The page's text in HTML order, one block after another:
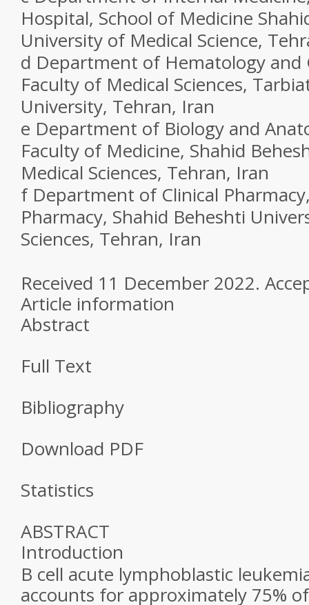
Hospital, School of Medicine
University of Medical Science,
d Department of Hematology and
Faculty of Medical Sciences,
University, Tehran, Iran
e Department of Biology and
Faculty of Medicine, Shahid
Medical Sciences, Tehran, Iran
f Department of Clinical
Pharmacy, Shahid Beheshti
Sciences, Tehran, Iran
Received 11 December 2022.
Article information
Abstract
Full Text
Bibliography
Download PDF
Statistics
ABSTRACT
Introduction
B cell acute lymphoblastic
accounts for approximately 75%